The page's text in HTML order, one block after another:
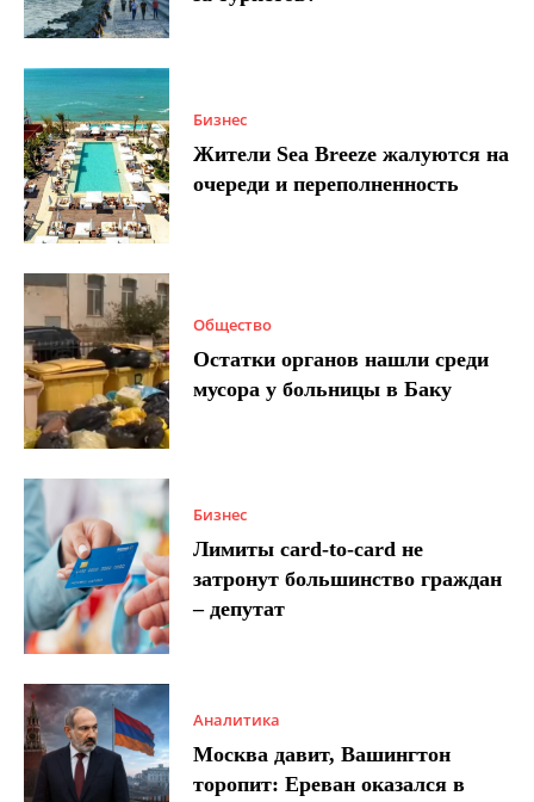
Бизнес
Жители Sea Breeze жалуются на
очереди и переполненность
Общество
Остатки органов нашли среди
мусора у больницы в Баку
Бизнес
Лимиты card-to-card не
затронут большинство граждан
– депутат
Аналитика
Москва давит, Вашингтон
торопит: Ереван оказался в